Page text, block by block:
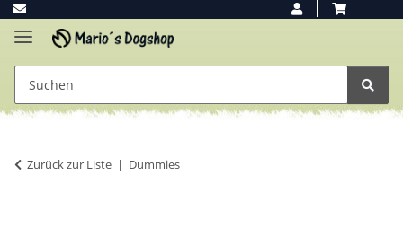
Zurück zur Liste Dummies